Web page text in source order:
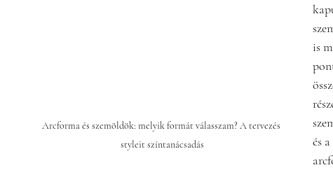
Arcforma és szemöldök: melyik formát válasszam? A tervezés
styleit színtanácsadás
is
és